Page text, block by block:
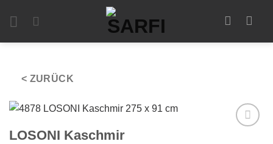
< ZURÜCK
LOSONI Kaschmir